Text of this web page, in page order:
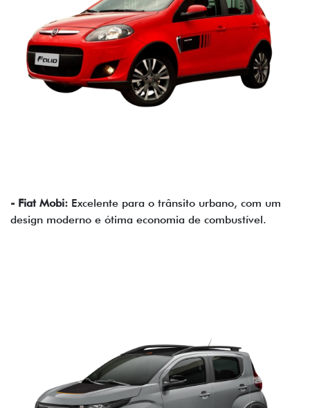
- Fiat Mobi: Excelente para o trânsito urbano, com um
design moderno e ótima economia de combustível.